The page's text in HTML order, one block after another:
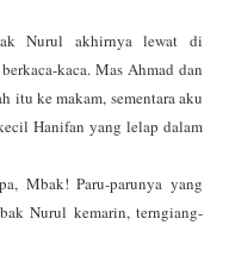
Nurul akhirnya lewat di
kaca. Mas Ahmad dan
itu ke makam, sementara aku
Hanifan yang lelap dalam
Mbak! Paru-parunya yang
Nurul kemarin, terngiang-